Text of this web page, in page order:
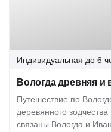
Индивидуальная до 6
Вологда древняя и
Путешествие по
деревянного
связаны Вологда и